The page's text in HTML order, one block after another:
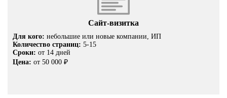
Сайт-визитка
Для кого: небольшие или новые компании, ИП
Количество страниц: 5-15
Сроки: от 14 дней
Цена: от 50 000 ₽